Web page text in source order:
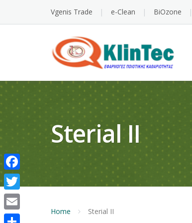
Vgenis Trade e-Clean BiOzone
Sterial II
Home Sterial II
Facebook
Twitter
Email